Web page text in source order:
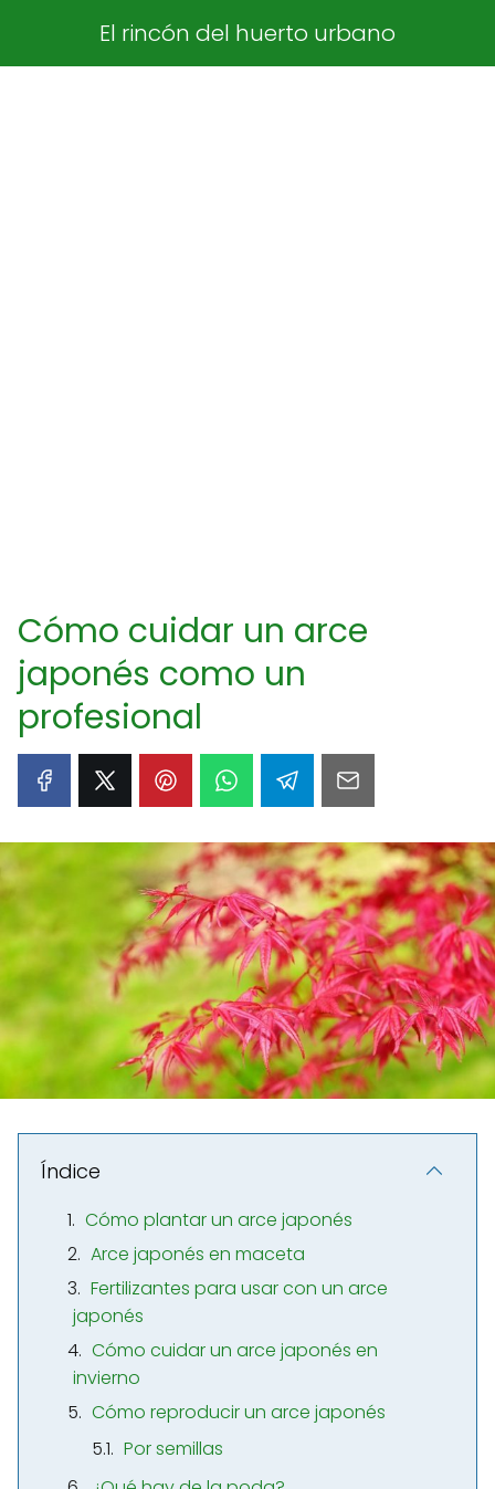
El rincón del huerto urbano
Cómo cuidar un arce
japonés como un
profesional
Índice
Cómo plantar un arce japonés
Arce japonés en maceta
Fertilizantes para usar con un arce
japonés
Cómo cuidar un arce japonés en
invierno
Cómo reproducir un arce japonés
Por semillas